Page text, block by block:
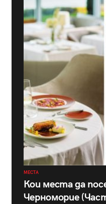
МЕСТА
Кои места да
Черноморие